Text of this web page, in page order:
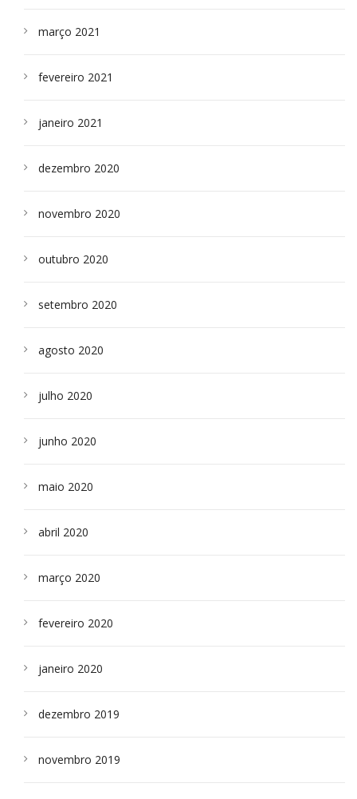
março 2021
fevereiro 2021
janeiro 2021
dezembro 2020
novembro 2020
outubro 2020
setembro 2020
agosto 2020
julho 2020
junho 2020
maio 2020
abril 2020
março 2020
fevereiro 2020
janeiro 2020
dezembro 2019
novembro 2019